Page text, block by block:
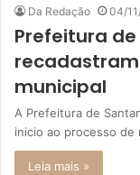
Da Redação 04/
Prefeitura
municipal
A Prefeitura de
inicio ao processo
Leia mais »